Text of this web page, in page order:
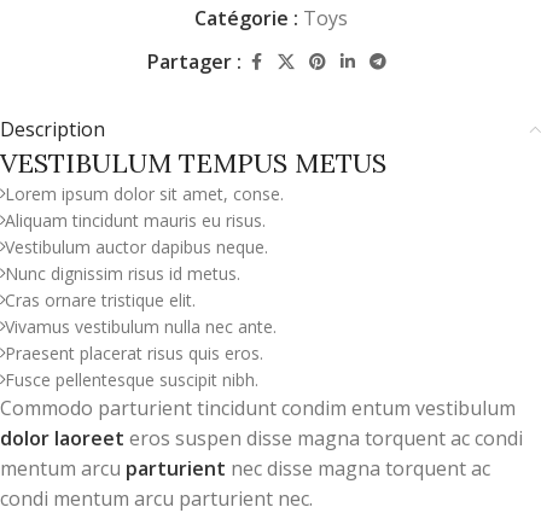
Catégorie : Toys
Partager :
Description
VESTIBULUM TEMPUS METUS
Lorem ipsum dolor sit amet, conse.
Aliquam tincidunt mauris eu risus.
Vestibulum auctor dapibus neque.
Nunc dignissim risus id metus.
Cras ornare tristique elit.
Vivamus vestibulum nulla nec ante.
Praesent placerat risus quis eros.
Fusce pellentesque suscipit nibh.
Commodo parturient tincidunt condim entum vestibulum
dolor laoreet eros suspen disse magna torquent ac condi
mentum arcu parturient nec disse magna torquent ac
condi mentum arcu parturient nec.